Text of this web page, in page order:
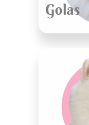
Golas